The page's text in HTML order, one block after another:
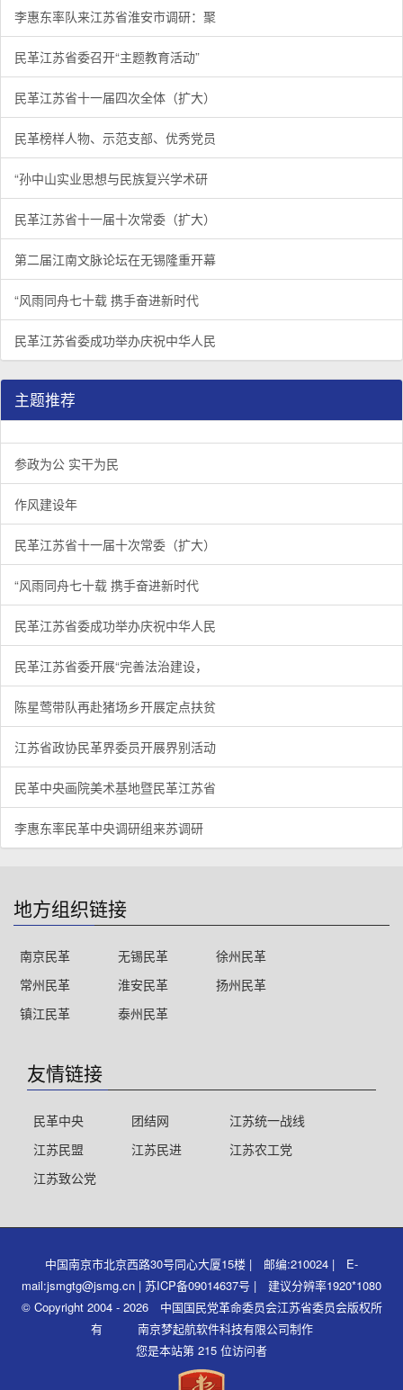
李惠东率队来江苏省淮安市调研：聚
民革江苏省委召开“主题教育活动”
民革江苏省十一届四次全体（扩大）
民革榜样人物、示范支部、优秀党员
“孙中山实业思想与民族复兴学术研
民革江苏省十一届十次常委（扩大）
第二届江南文脉论坛在无锡隆重开幕
“风雨同舟七十载 携手奋进新时代
民革江苏省委成功举办庆祝中华人民
主题推荐
参政为公 实干为民
作风建设年
民革江苏省十一届十次常委（扩大）
“风雨同舟七十载 携手奋进新时代
民革江苏省委成功举办庆祝中华人民
民革江苏省委开展“完善法治建设，
陈星莺带队再赴猪场乡开展定点扶贫
江苏省政协民革界委员开展界别活动
民革中央画院美术基地暨民革江苏省
李惠东率民革中央调研组来苏调研
地方组织链接
南京民革 无锡民革
徐州民革
常州民革
淮安民革
扬州民革
镇江民革
泰州民革
友情链接
民革中央 团结网
江苏统一战线
江苏民盟
江苏民进
江苏农工党
江苏致公党
中国南京市北京西路30号同心大厦15楼 | 邮编:210024 | E-
mail:jsmgtg@jsmg.cn | 苏ICP备09014637号 | 建议分辨率1920*1080
© Copyright 2004 - 2026 中国国民党革命委员会江苏省委员会版权所
有 南京梦起航软件科技有限公司制作
您是本站第 215 位访问者